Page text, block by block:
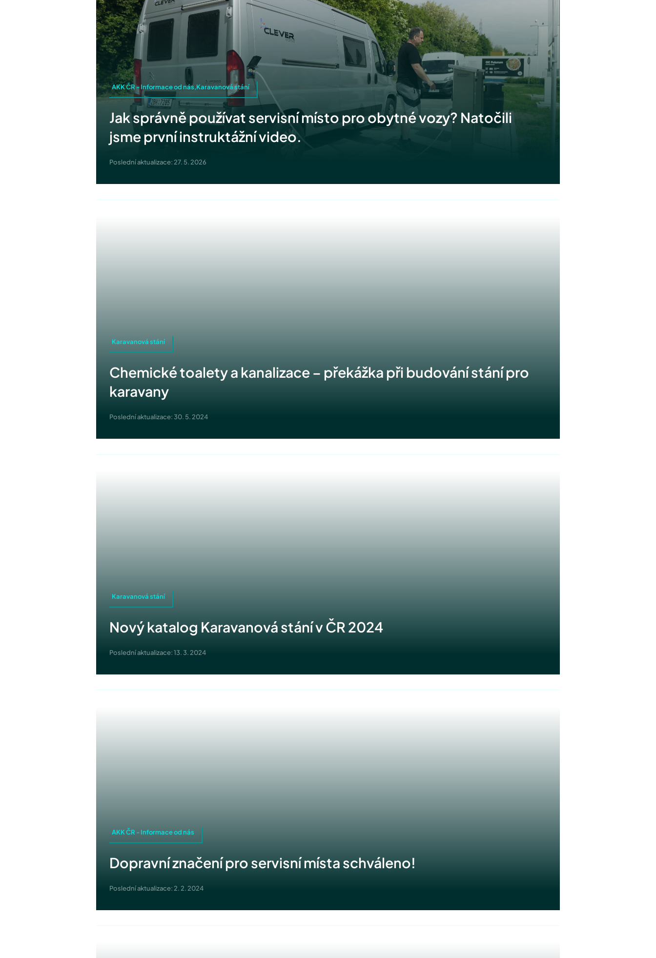
AKK ČR - Informace od nás,Karavanová stání
Jak správně používat servisní místo pro obytné vozy? Natočili
jsme první instruktážní video.
Poslední aktualizace: 27. 5. 2026
Karavanová stání
Chemické toalety a kanalizace – překážka při budování stání pro
karavany
Poslední aktualizace: 30. 5. 2024
Karavanová stání
Nový katalog Karavanová stání v ČR 2024
Poslední aktualizace: 13. 3. 2024
AKK ČR - Informace od nás
Dopravní značení pro servisní místa schváleno!
Poslední aktualizace: 2. 2. 2024